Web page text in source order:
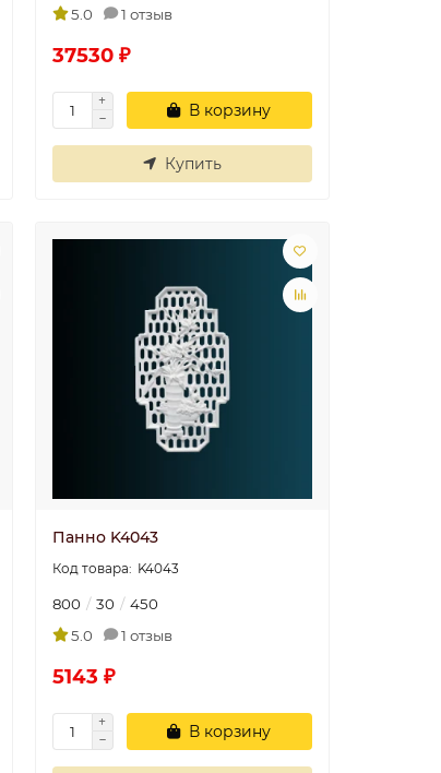
классно, советую..
5.0 1 отзыв
37530 ₽
В корзину
Купить
Панно K4043
K4043
800 30
450
5.0
1 отзыв
5143 ₽
В корзину